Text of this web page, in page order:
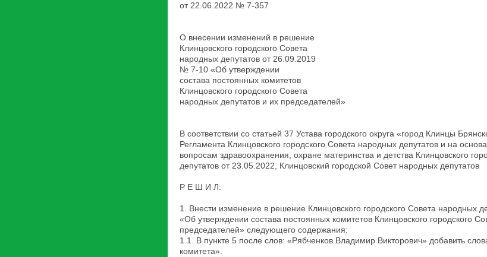
от 22.06.2022 № 7-357
О внесении изменений в решение
Клинцовского городского Совета
народных депутатов от 26.09.2019
№ 7-10 «Об утверждении
состава постоянных комитетов
Клинцовского городского Совета
народных депутатов и их председателей»
В соответствии со статьей 37 Устава городского округа «город Клинцы
Регламента Клинцовского городского Совета народных депутатов и на
вопросам здравоохранения, охране материнства и детства Клинцовского
депутатов от 23.05.2022, Клинцовский городской Совет народных депутатов
Р Е Ш И Л:
1. Внести изменение в решение Клинцовского городского Совета народных
«Об утверждении состава постоянных комитетов Клинцовского городского
председателей» следующего содержания:
1.1. В пункте 5 после слов: «Рябченков Владимир Викторович» добавить
комитета».